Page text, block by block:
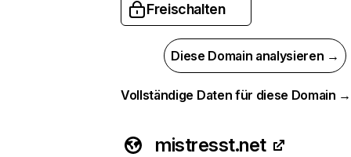
Freischalten
Diese Domain analysieren →
Vollständige Daten für diese Domain →
mistresst.net